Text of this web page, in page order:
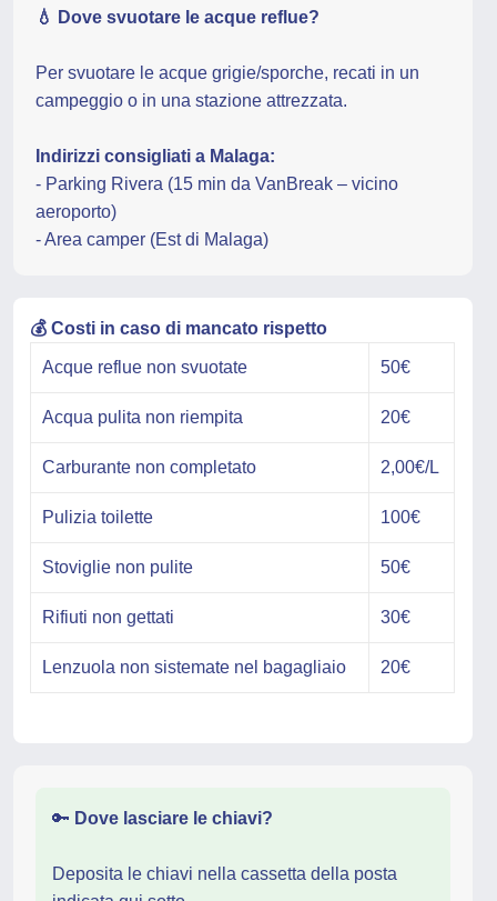
💧 Dove svuotare le acque reflue?
Per svuotare le acque grigie/sporche, recati in un
campeggio o in una stazione attrezzata.
Indirizzi consigliati a Malaga:
- Parking Rivera (15 min da VanBreak – vicino
aeroporto)
- Area camper (Est di Malaga)
💰 Costi in caso di mancato rispetto
Acque reflue non svuotate 50€
Acqua pulita non riempita 20€
Carburante non completato 2,00€/L
Pulizia toilette 100€
Stoviglie non pulite 50€
Rifiuti non gettati 30€
Lenzuola non sistemate nel bagagliaio 20€
🔑 Dove lasciare le chiavi?
Deposita le chiavi nella cassetta della posta